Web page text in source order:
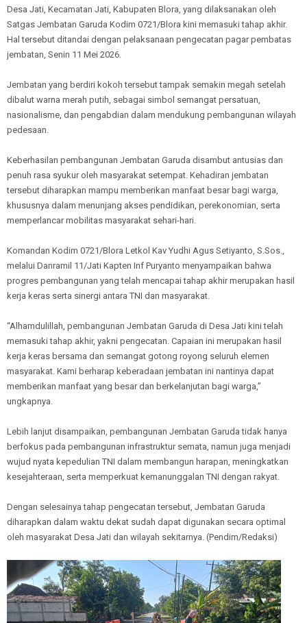
Desa Jati, Kecamatan Jati, Kabupaten Blora, yang dilaksanakan oleh
Satgas Jembatan Garuda Kodim 0721/Blora kini memasuki tahap akhir.
Hal tersebut ditandai dengan pelaksanaan pengecatan pagar pembatas
jembatan, Senin 11 Mei 2026.
Jembatan yang berdiri kokoh tersebut tampak semakin megah setelah
dibalut warna merah putih, sebagai simbol semangat persatuan,
nasionalisme, dan pengabdian dalam mendukung pembangunan wilayah
pedesaan.
Keberhasilan pembangunan Jembatan Garuda disambut antusias dan
penuh rasa syukur oleh masyarakat setempat. Kehadiran jembatan
tersebut diharapkan mampu memberikan manfaat besar bagi warga,
khususnya dalam menunjang akses pendidikan, perekonomian, serta
memperlancar mobilitas masyarakat sehari-hari.
Komandan Kodim 0721/Blora Letkol Kav Yudhi Agus Setiyanto, S.Sos.,
melalui Danramil 11/Jati Kapten Inf Puryanto menyampaikan bahwa
progres pembangunan yang telah mencapai tahap akhir merupakan hasil
kerja keras serta sinergi antara TNI dan masyarakat.
“Alhamdulillah, pembangunan Jembatan Garuda di Desa Jati kini telah
memasuki tahap akhir, yakni pengecatan. Capaian ini merupakan hasil
kerja keras bersama dan semangat gotong royong seluruh elemen
masyarakat. Kami berharap keberadaan jembatan ini nantinya dapat
memberikan manfaat yang besar dan berkelanjutan bagi warga,”
ungkapnya.
Lebih lanjut disampaikan, pembangunan Jembatan Garuda tidak hanya
berfokus pada pembangunan infrastruktur semata, namun juga menjadi
wujud nyata kepedulian TNI dalam membangun harapan, meningkatkan
kesejahteraan, serta memperkuat kemanunggalan TNI dengan rakyat.
Dengan selesainya tahap pengecatan tersebut, Jembatan Garuda
diharapkan dalam waktu dekat sudah dapat digunakan secara optimal
oleh masyarakat Desa Jati dan wilayah sekitarnya. (Pendim/Redaksi)